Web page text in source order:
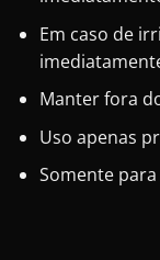
Em caso de
Manter fora
Uso apenas
Somente